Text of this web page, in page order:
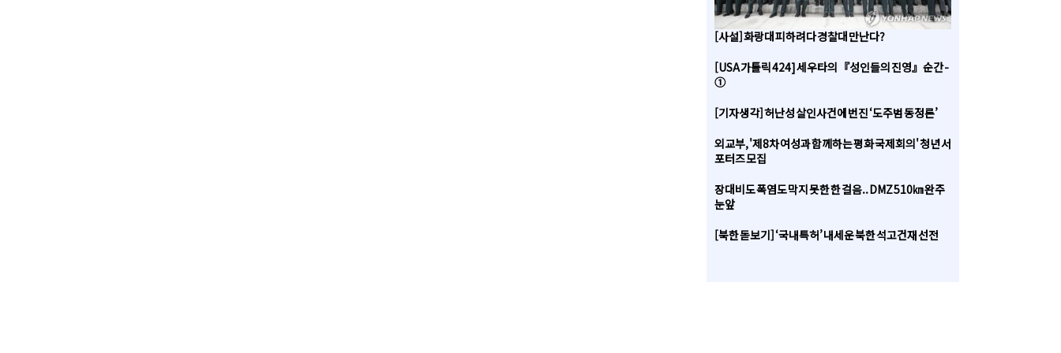
[사설] 화랑대 피하려다 경찰대 만난다?
[USA 가톨릭 424] 세우타의 『성인들의 진영』순간 -
①
[기자생각] 허난성 살인사건에 번진 ‘도주범 동정론’
외교부, '제8차 여성과 함께하는 평화 국제회의' 청년 서
포터즈 모집
장대비도 폭염도 막지 못한 한 걸음.. DMZ 510㎞ 완주
눈앞
[북한 돋보기] ‘국내특허’ 내세운 북한 석고건재 선전